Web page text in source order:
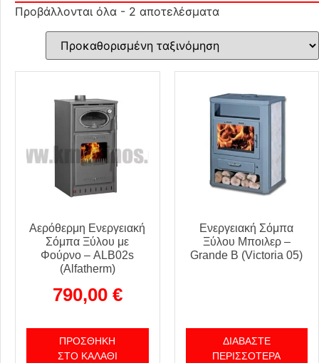
Προβάλλονται όλα - 2 αποτελέσματα
Αερόθερμη Ενεργειακή
Σόμπα Ξύλου με
Φούρνο – ALB02s
(Alfatherm)
790,00 €
ΠΡΟΣΘΉΚΗ
ΣΤΟ ΚΑΛΆΘΙ
Ενεργειακή Σόμπα
Ξύλου Μποιλερ –
Grande B (Victoria 05)
ΔΙΑΒΆΣΤΕ
ΠΕΡΙΣΣΌΤΕΡΑ